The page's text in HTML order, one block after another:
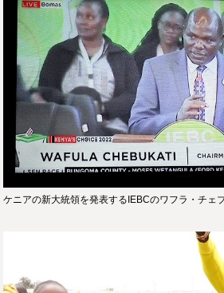
ケニアの新大統領を発表するIEBCのワフラ・チェ